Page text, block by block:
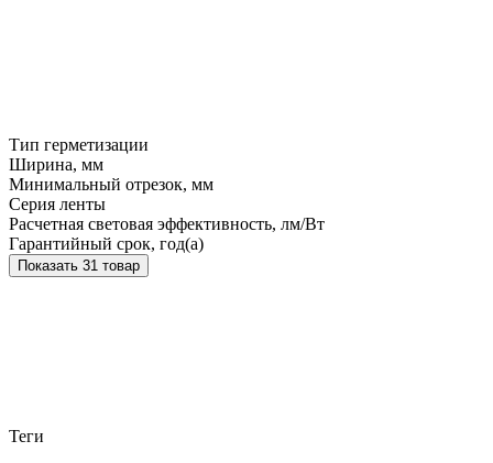
Тип герметизации
Ширина, мм
Минимальный отрезок, мм
Серия ленты
Расчетная световая эффективность, лм/Вт
Гарантийный срок, год(а)
Показать 31 товар
Теги